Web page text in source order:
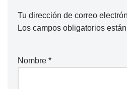
Tu dirección de correo
Los campos obligatorios
Nombre *